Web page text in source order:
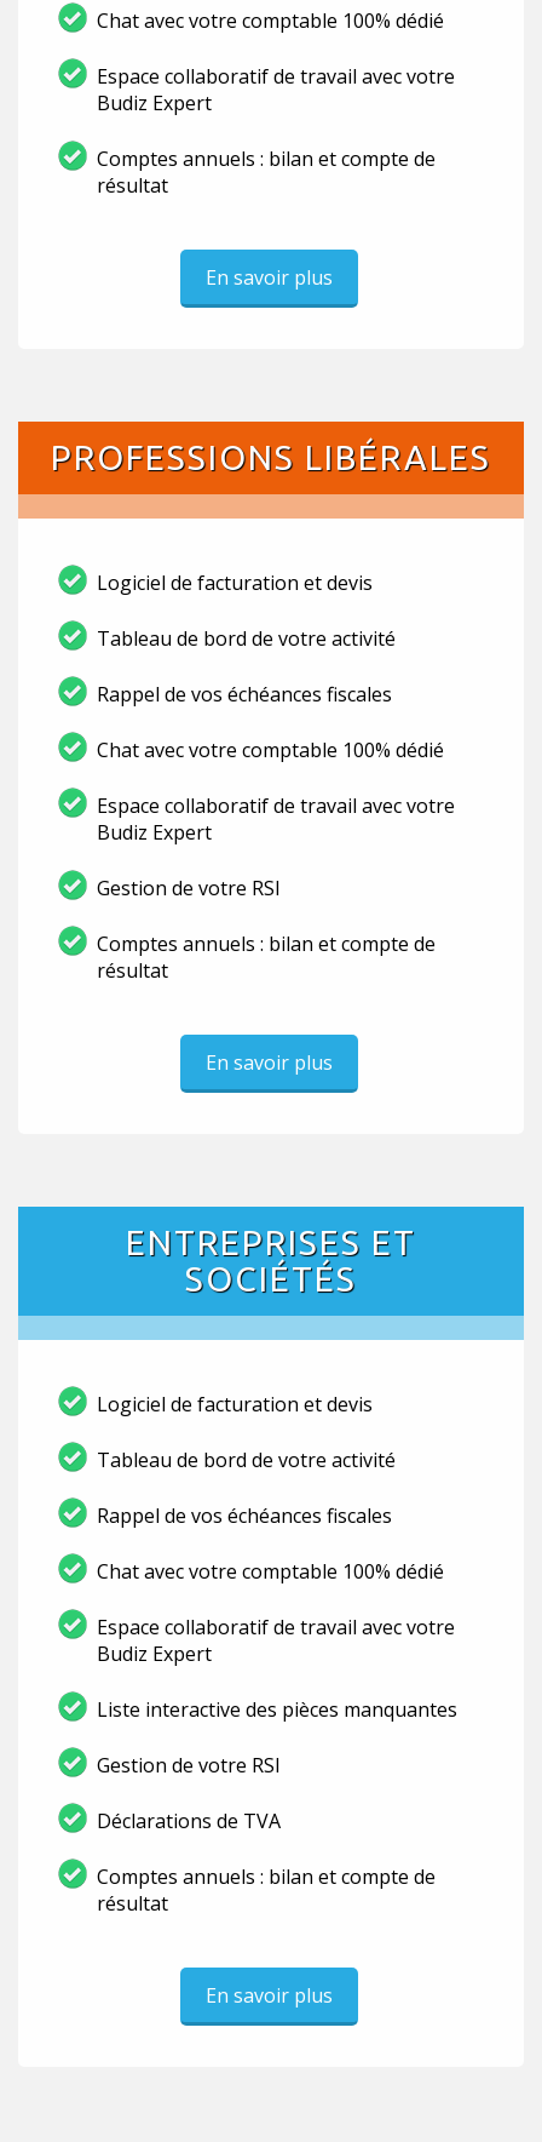
Chat avec votre comptable 100% dédié
Espace collaboratif de travail avec votre
Budiz Expert
Comptes annuels : bilan et compte de
résultat
En savoir plus
PROFESSIONS LIBÉRALES
Logiciel de facturation et devis
Tableau de bord de votre activité
Rappel de vos échéances fiscales
Chat avec votre comptable 100% dédié
Espace collaboratif de travail avec votre
Budiz Expert
Gestion de votre RSI
Comptes annuels : bilan et compte de
résultat
En savoir plus
ENTREPRISES ET
SOCIÉTÉS
Logiciel de facturation et devis
Tableau de bord de votre activité
Rappel de vos échéances fiscales
Chat avec votre comptable 100% dédié
Espace collaboratif de travail avec votre
Budiz Expert
Liste interactive des pièces manquantes
Gestion de votre RSI
Déclarations de TVA
Comptes annuels : bilan et compte de
résultat
En savoir plus